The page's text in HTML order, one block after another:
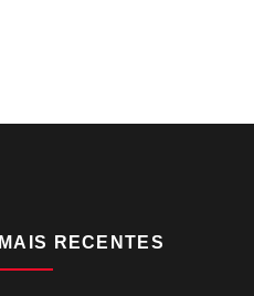
MAIS RECENTES